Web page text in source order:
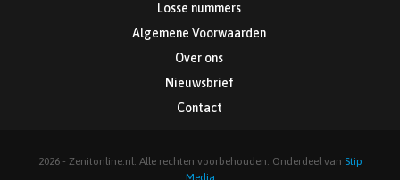
Losse nummers
Algemene Voorwaarden
Over ons
Nieuwsbrief
Contact
2026 - Zenitonline.nl. Alle rechten voorbehouden. Onderdeel van Stip